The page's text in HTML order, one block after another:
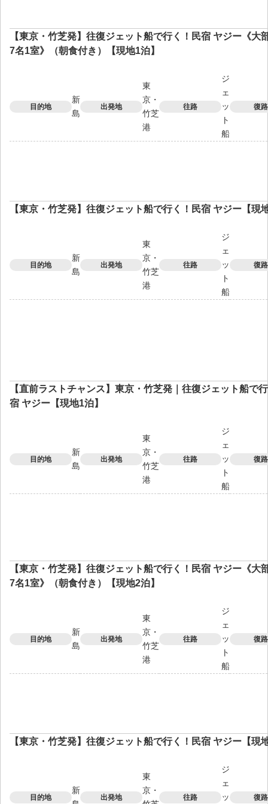
【東京・竹芝発】往復ジェット船で行く！民宿 ヤジー《大
7名1室》（朝食付き）【現地1泊】
目的地
新
島
出発地
東
京・
竹芝
港
往路
ジ
ェ
ッ
ト
船
復路
【東京・竹芝発】往復ジェット船で行く！民宿 ヤジー【現
目的地
新
島
出発地
東
京・
竹芝
港
往路
ジ
ェ
ッ
ト
船
復路
【直前ラストチャンス】東京・竹芝発｜往復ジェット船で
宿 ヤジー【現地1泊】
目的地
新
島
出発地
東
京・
竹芝
港
往路
ジ
ェ
ッ
ト
船
復路
【東京・竹芝発】往復ジェット船で行く！民宿 ヤジー《大
7名1室》（朝食付き）【現地2泊】
目的地
新
島
出発地
東
京・
竹芝
港
往路
ジ
ェ
ッ
ト
船
復路
【東京・竹芝発】往復ジェット船で行く！民宿 ヤジー【現
目的地
新
出発地
東
京・
往路
ジ
ェ
ッ
復路